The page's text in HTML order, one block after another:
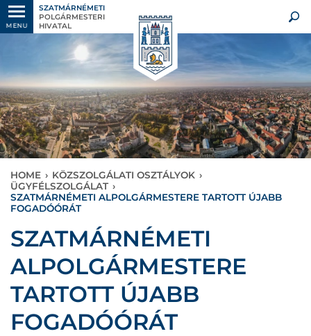
MENU
SZATMÁRNÉMETI
POLGÁRMESTERI
HIVATAL
HOME › KÖZSZOLGÁLATI OSZTÁLYOK ›
ÜGYFÉLSZOLGÁLAT ›
SZATMÁRNÉMETI ALPOLGÁRMESTERE TARTOTT ÚJABB
FOGADÓÓRÁT
SZATMÁRNÉMETI
ALPOLGÁRMESTERE
TARTOTT ÚJABB
FOGADÓÓRÁT